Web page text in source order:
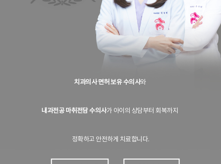
치과의사 면허 보유 수의사
내과전공 마취전담 수의사가 아이의 상담부터 회복까지